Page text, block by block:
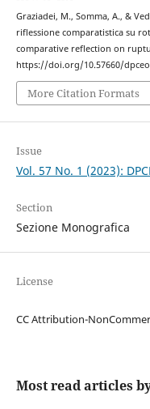
Graziadei, M., Somma, A., &
riflessione comparatistica su
comparative reflection on
https://doi.org/10.57660/
More Citation Formats
Issue
Vol. 57 No. 1 (2023):
Section
Sezione Monografica
License
CC Attribution-
Most read articles